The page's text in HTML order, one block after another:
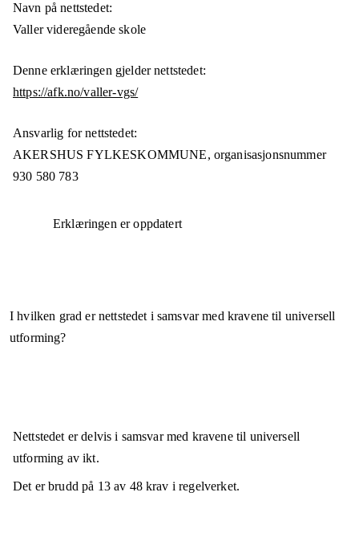
Navn på nettstedet:
Valler videregående skole
Denne erklæringen gjelder nettstedet:
https://afk.no/valler-vgs/
Ansvarlig for nettstedet:
AKERSHUS FYLKESKOMMUNE, organisasjonsnummer
930 580 783
Erklæringen er oppdatert
I hvilken grad er nettstedet i samsvar med kravene til universell
utforming?
Nettstedet erdelvis i samsvarmed kravene til universell
utforming av ikt.
Det er brudd på 13av 48krav i regelverket.